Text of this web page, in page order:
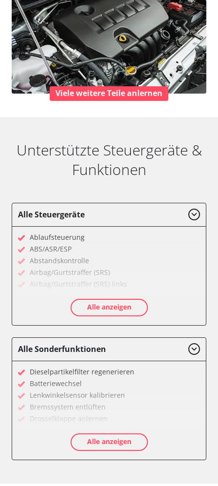
Viele weitere Teile anlernen
Unterstützte Steuergeräte &
Funktionen
Alle Steuergeräte
Ablaufsteuerung
ABS/ASR/ESP
Abstandskontrolle
Airbag/Gurtstraffer (SRS)
Airbag/Gurtstraffer (SRS) links
Allradelektronik
Anhängersteuergerät
Bremskraftverstärker
Diagnoseschnittstelle (EOBD/OBDII)
Differentialsperre
Einparkhilfe
Einparkhilfe Lenkhilfe
Fahrtrichtungskamera
Fernlichtassistent
Feststellbremse (EPB / SBC)
Alle anzeigen
Alle Sonderfunktionen
Dieselpartikelfilter regenerieren
Batteriewechsel
Lenkwinkelsensor kalibrieren
Bremssystem entlüften
Drosselklappe anlernen
Luftmassenmesser anlernen
Kraftstofftank entleeren
Alle anzeigen